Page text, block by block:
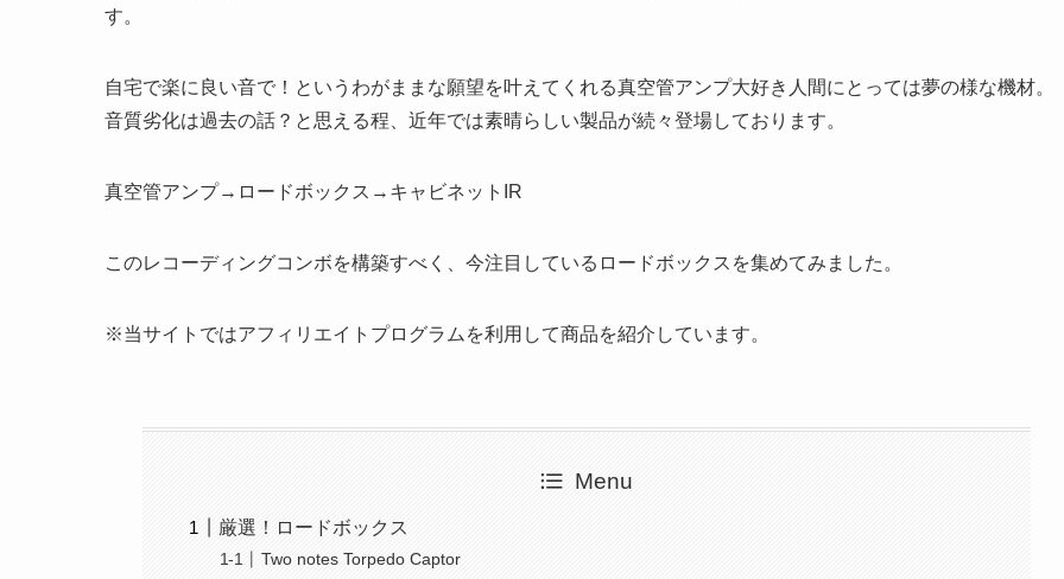
す。
自宅で楽に良い音で！というわがままな願望を叶えてくれる真空管アンプ大好き人間にとっては夢の様な機材。
音質劣化は過去の話？と思える程、近年では素晴らしい製品が続々登場しております。
真空管アンプ→ロードボックス→キャビネットIR
このレコーディングコンボを構築すべく、今注目しているロードボックスを集めてみました。
※当サイトではアフィリエイトプログラムを利用して商品を紹介しています。
Menu
厳選！ロードボックス
Two notes Torpedo Captor